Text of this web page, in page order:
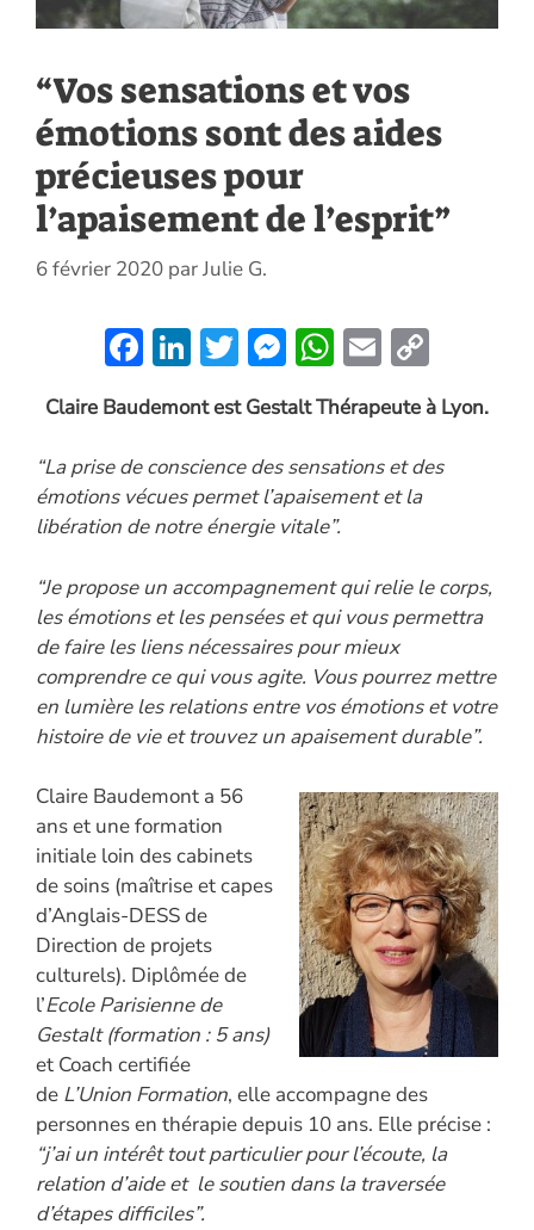
“Vos sensations et vos
émotions sont des aides
précieuses pour
l’apaisement de l’esprit”
6 février 2020 parJulie G.
F
ac
e
b
o
o
k
Li
n
k
e
dI
n
T
w
itt
er
M
es
se
n
g
er
W
h
at
s
A
p
E
m
ai
l
p
y
k
Claire Baudemont est Gestalt Thérapeute à Lyon.
“La prise de conscience des sensations et des
émotions vécues permet l’apaisement et la
libération de notre énergie vitale”.
“Je propose un accompagnement qui relie le corps,
les émotions et les pensées et qui vous permettra
de faire les liens nécessaires pour mieux
comprendre ce qui vous agite. Vous pourrez mettre
en lumière les relations entre vos émotions et votre
histoire de vie et trouvez un apaisement durable”.
Claire Baudemont a 56
ans et une formation
initiale loin des cabinets
de soins (maîtrise et capes
d’Anglais-DESS de
Direction de projets
culturels). Diplômée de
l’Ecole Parisienne de
Gestalt (formation : 5 ans)
et Coach certifiée
de L’Union Formation, elle accompagne des
personnes en thérapie depuis 10 ans. Elle précise :
“j’ai un intérêt tout particulier pour l’écoute, la
relation d’aide et le soutien dans la traversée
d’étapes difficiles”.